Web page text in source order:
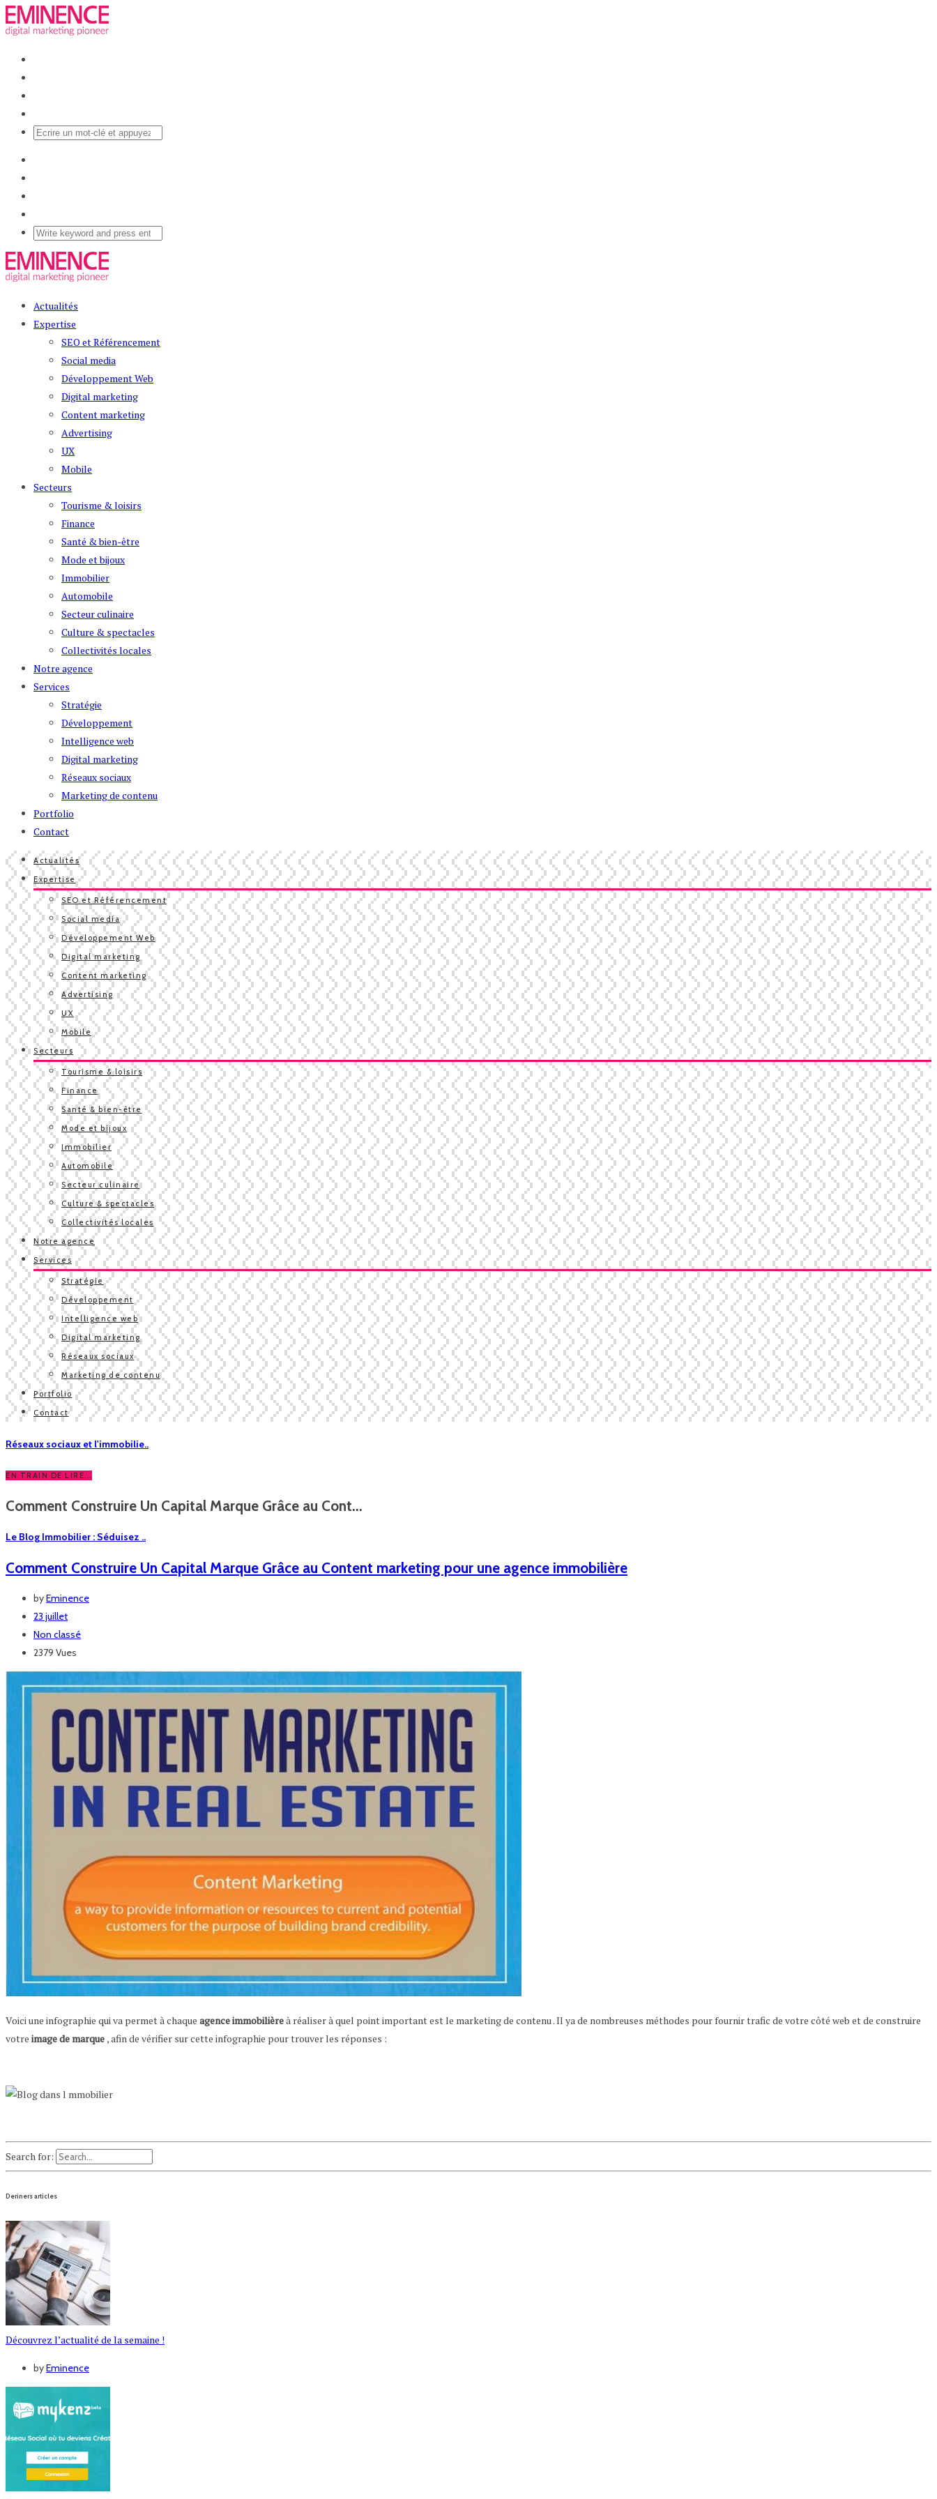
Actualités
Expertise
SEO et Référencement
Social media
Développement Web
Digital marketing
Content marketing
Advertising
UX
Mobile
Secteurs
Tourisme & loisirs
Finance
Santé & bien-être
Mode et bijoux
Immobilier
Automobile
Secteur culinaire
Culture & spectacles
Collectivités locales
Notre agence
Services
Stratégie
Développement
Intelligence web
Digital marketing
Réseaux sociaux
Marketing de contenu
Portfolio
Contact
Actualités
Expertise
SEO et Référencement
Social media
Développement Web
Digital marketing
Content marketing
Advertising
UX
Mobile
Secteurs
Tourisme & loisirs
Finance
Santé & bien-être
Mode et bijoux
Immobilier
Automobile
Secteur culinaire
Culture & spectacles
Collectivités locales
Notre agence
Services
Stratégie
Développement
Intelligence web
Digital marketing
Réseaux sociaux
Marketing de contenu
Portfolio
Contact
Réseaux sociaux et l'immobilie..
EN TRAIN DE LIRE...
Comment Construire Un Capital Marque Grâce au Cont...
Le Blog Immobilier : Séduisez ..
Comment Construire Un Capital Marque Grâce au Content marketing pour une agence immobilière
byEminence
23 juillet
Non classé
2379 Vues
Voici une infographie qui va permet à chaque agence immobilièreà réaliser à quel point important est le marketing de contenu . Il ya de nombreuses méthodes pour fournir trafic de votre côté web et de construire
votre image de marque , afin de vérifier sur cette infographie pour trouver les réponses :
Search for:
Deriners articles
Découvrez l’actualité de la semaine !
byEminence